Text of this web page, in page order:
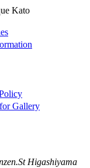
Kato
Gallery
Higashiyama